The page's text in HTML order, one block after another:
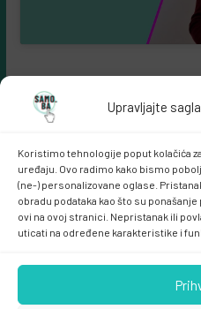
Upravljajte
Koristimo tehnologije poput kolačića
uređaju. Ovo radimo kako bismo
(ne-) personalizovane oglase.
obradu podataka kao što su
ovi na ovoj stranici. Nepristanak ili
uticati na određene karakteristike i
Samo.ba MARKETING